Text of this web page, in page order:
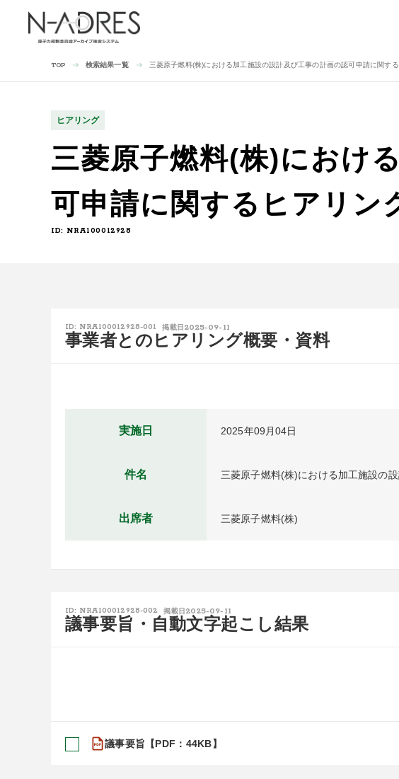
TOP 検索結果一覧 三菱原子燃料(株)における加工施設の設計及び工事の計画の認可申請に関す
ヒアリング
三菱原子燃料(株)におけ
可申請に関するヒアリン
ID: NRA100012928
ID: NRA100012928-001 掲載日 2025-09-11
事業者とのヒアリング概要・資料
実施日 2025年09月04日
件名 三菱原子燃料(株)における加工施設の
出席者 三菱原子燃料(株)
ID: NRA100012928-002 掲載日 2025-09-11
議事要旨・自動文字起こし結果
議事要旨【PDF：44KB】